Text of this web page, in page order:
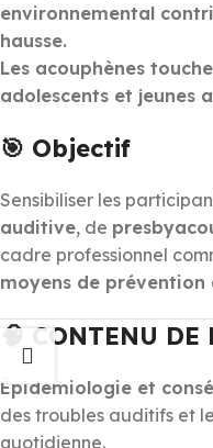
environnemental
hausse.
Les acouphènes
adolescents et jeunes
🎯 Objectif
Sensibiliser les
auditive, de
cadre professionnel
moyens de prévention
🧠 CONTENU DE
Épidémiologie et
des troubles auditifs et
quotidienne.